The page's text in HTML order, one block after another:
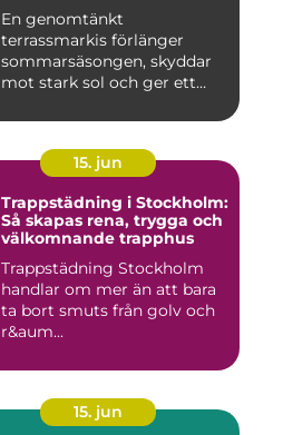
En genomtänkt
terrassmarkis förlänger
sommarsäsongen, skyddar
mot stark sol och ger ett
15. jun
Trappstädning i Stockholm:
Så skapas rena, trygga och
välkomnande trapphus
Trappstädning Stockholm
handlar om mer än att bara
ta bort smuts från golv och
r&aum...
15. jun